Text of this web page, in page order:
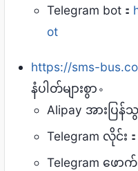
Telegram bot：
ot
https://sms-
နံပါတ်များစွာ。
Alipay အားပြန်သွ
Telegram လိုင်း：
Telegram ဖေ